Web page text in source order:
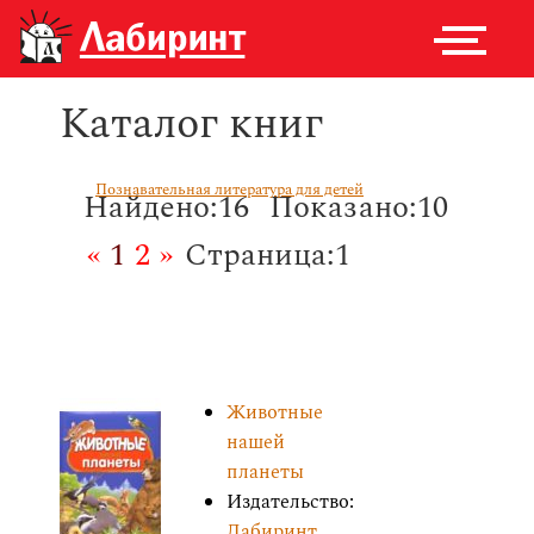
Каталог книг
Познавательная литература для детей
Найдено:16 Показано:10
Страница:1
« 1 2 »
Животные
нашей
планеты
Издательство: